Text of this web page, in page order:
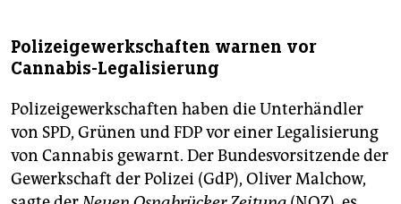
Polizeigewerkschaften warnen vor
Cannabis-Legalisierung
Polizeigewerkschaften haben die Unterhändler
von SPD, Grünen und FDP vor einer Legalisierung
von Cannabis gewarnt. Der Bundesvorsitzende der
Gewerkschaft der Polizei (GdP), Oliver Malchow,